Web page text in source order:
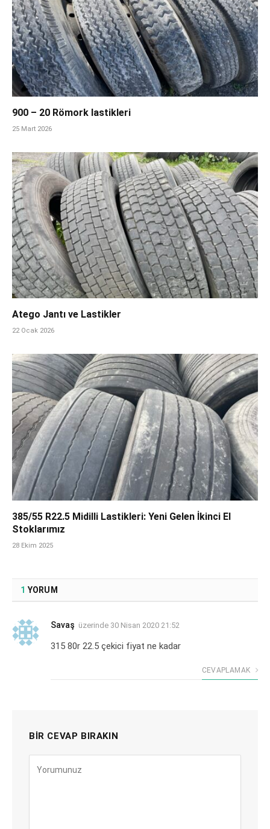
900 – 20 Römork lastikleri
25 Mart 2026
Atego Jantı ve Lastikler
22 Ocak 2026
385/55 R22.5 Midilli Lastikleri: Yeni Gelen İkinci El
Stoklarımız
28 Ekim 2025
1 YORUM
Savaş üzerinde 30 Nisan 2020 21:52
315 80r 22.5 çekici fiyat ne kadar
CEVAPLAMAK
BIR CEVAP BIRAKIN